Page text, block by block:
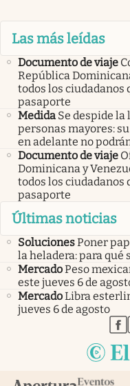
Las más leídas
Documento de viaje
República
todos los ciudadanos
pasaporte
Medida Se despide
personas mayores:
en adelante no
Documento de viaje
Dominicana y
todos los ciudadanos
pasaporte
Últimas noticias
SolucionesPoner
la heladera: para qué
MercadoPeso
este jueves 6 de
MercadoLibra
jueves 6 de agosto